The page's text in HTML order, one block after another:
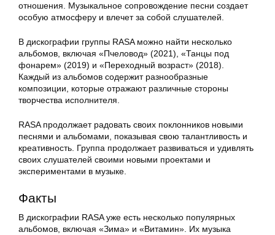
отношения. Музыкальное сопровождение песни создает
особую атмосферу и влечет за собой слушателей.
В дискографии группы RASA можно найти несколько
альбомов, включая «Пчеловод» (2021), «Танцы под
фонарем» (2019) и «Переходный возраст» (2018).
Каждый из альбомов содержит разнообразные
композиции, которые отражают различные стороны
творчества исполнителя.
RASA продолжает радовать своих поклонников новыми
песнями и альбомами, показывая свою талантливость и
креативность. Группа продолжает развиваться и удивлять
своих слушателей своими новыми проектами и
экспериментами в музыке.
Факты
В дискографии RASA уже есть несколько популярных
альбомов, включая «Зима» и «Витамин». Их музыка